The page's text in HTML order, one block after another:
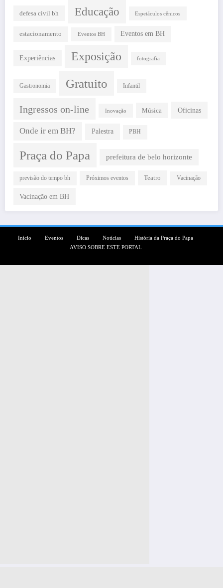
defesa civil bh Educação Espetáculos cênicos
estacionamento Eventos BH Eventos em BH
Experiências Exposição fotografia
Gastronomia Gratuito Infantil
Ingressos on-line Inovação Música Oficinas
Onde ir em BH? Palestra PBH
Praça do Papa prefeitura de belo horizonte
previsão do tempo bh Próximos eventos Teatro Vacinação
Vacinação em BH
Início Eventos Dicas Notícias
História da Praça do Papa
AVISO SOBRE ESTE PORTAL